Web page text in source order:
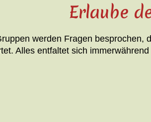
Erlaube
werden Fragen besprochen,
Alles entfaltet sich